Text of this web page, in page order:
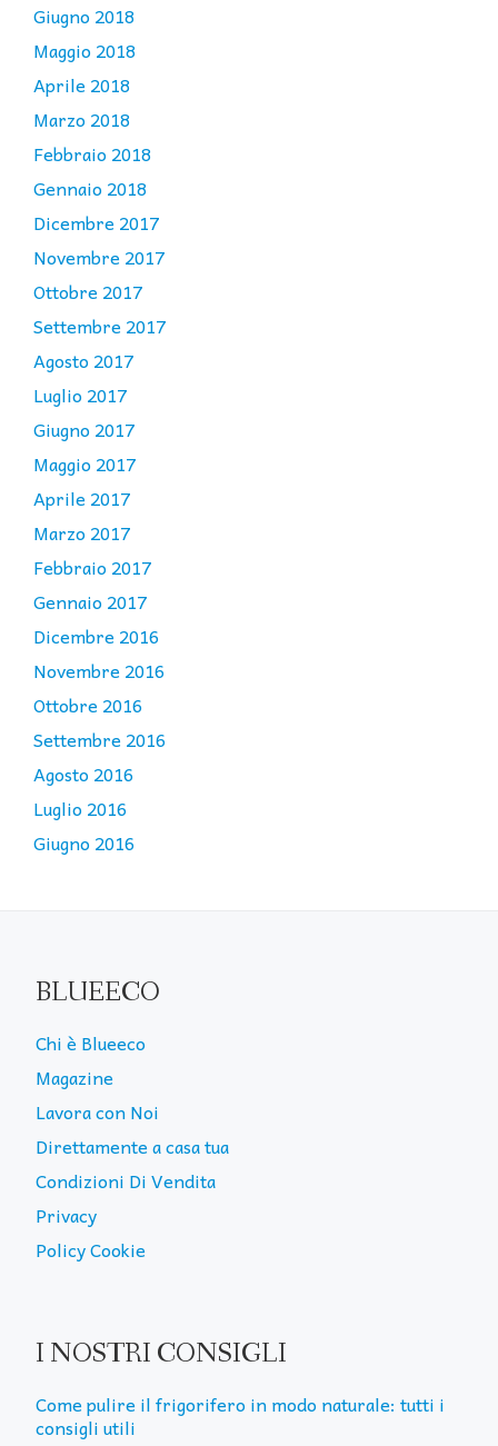
Giugno 2018
Maggio 2018
Aprile 2018
Marzo 2018
Febbraio 2018
Gennaio 2018
Dicembre 2017
Novembre 2017
Ottobre 2017
Settembre 2017
Agosto 2017
Luglio 2017
Giugno 2017
Maggio 2017
Aprile 2017
Marzo 2017
Febbraio 2017
Gennaio 2017
Dicembre 2016
Novembre 2016
Ottobre 2016
Settembre 2016
Agosto 2016
Luglio 2016
Giugno 2016
BLUEECO
Chi è Blueeco
Magazine
Lavora con Noi
Direttamente a casa tua
Condizioni Di Vendita
Privacy
Policy Cookie
I NOSTRI CONSIGLI
Come pulire il frigorifero in modo naturale: tutti i
consigli utili